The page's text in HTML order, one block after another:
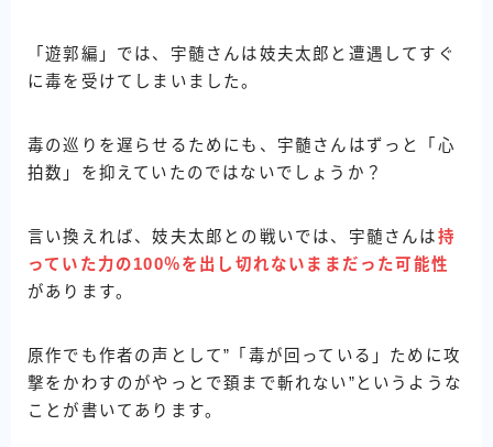
「遊郭編」では、宇髄さんは妓夫太郎と遭遇してすぐ
に毒を受けてしまいました。
毒の巡りを遅らせるためにも、宇髄さんはずっと「心
拍数」を抑えていたのではないでしょうか？
言い換えれば、妓夫太郎との戦いでは、宇髄さんは持
っていた力の100％を出し切れないままだった可能性
があります。
原作でも作者の声として”「毒が回っている」ために攻
撃をかわすのがやっとで頚まで斬れない”というような
ことが書いてあります。